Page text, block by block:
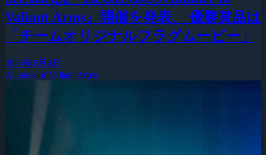
Valiant Arms』開催を発表、 優勝賞品は
「チームオリジナルフラグムービー」
2025年6月4日
Alliance of Valiant Arms